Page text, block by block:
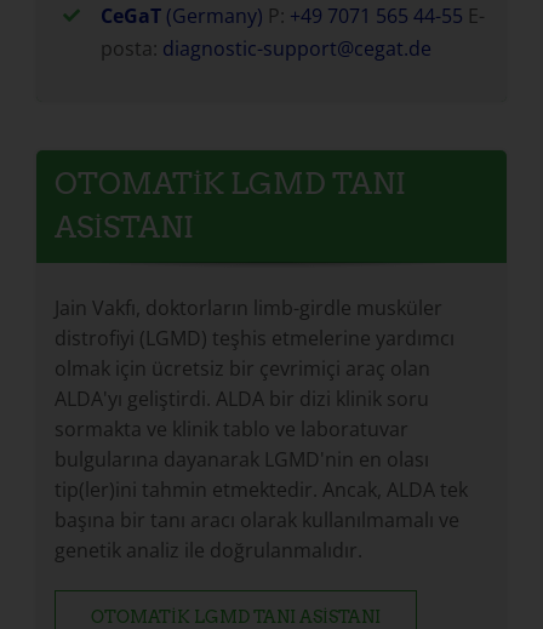
CeGaT (Germany) P: +49 7071 565 44-55 E-
posta: diagnostic-support@cegat.de
OTOMATIK LGMD TANI
ASISTANI
Jain Vakfı, doktorların limb-girdle musküler
distrofiyi (LGMD) teşhis etmelerine yardımcı
olmak için ücretsiz bir çevrimiçi araç olan
ALDA'yı geliştirdi. ALDA bir dizi klinik soru
sormakta ve klinik tablo ve laboratuvar
bulgularına dayanarak LGMD'nin en olası
tip(ler)ini tahmin etmektedir. Ancak, ALDA tek
başına bir tanı aracı olarak kullanılmamalı ve
genetik analiz ile doğrulanmalıdır.
OTOMATIK LGMD TANI ASISTANI